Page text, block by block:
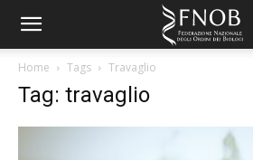
Home Tags Travaglio
Tag: travaglio